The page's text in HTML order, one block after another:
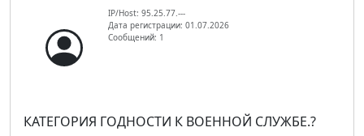
IP/Host: 95.25.77.---
Дата регистрации: 01.07.2026
Сообщений: 1
КАТЕГОРИЯ ГОДНОСТИ К ВОЕННОЙ СЛУЖБЕ.?